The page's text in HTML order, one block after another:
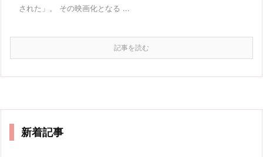
された」。 その映画化となる ...
記事を読む
新着記事